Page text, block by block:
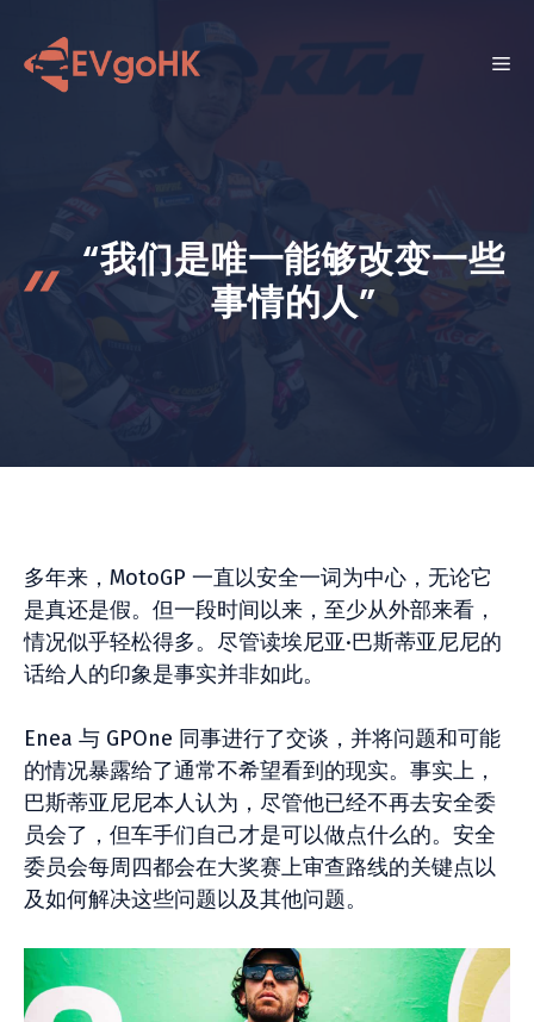
菜
“我们是唯一能够改变一些
事情的人”
多年来，MotoGP 一直以安全一词为中心，无论它
是真还是假。但一段时间以来，至少从外部来看，
情况似乎轻松得多。尽管读埃尼亚·巴斯蒂亚尼尼的
话给人的印象是事实并非如此。
Enea 与 GPOne 同事进行了交谈，并将问题和可能
的情况暴露给了通常不希望看到的现实。事实上，
巴斯蒂亚尼尼本人认为，尽管他已经不再去安全委
员会了，但车手们自己才是可以做点什么的。安全
委员会每周四都会在大奖赛上审查路线的关键点以
及如何解决这些问题以及其他问题。